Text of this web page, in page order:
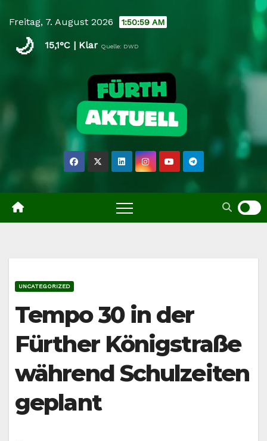
content
Freitag, 7. August 2026 1:51:00 AM
🌙 15,1°C | Klar Quelle: DWD
UNCATEGORIZED
Tempo 30 in der
Fürther Königstraße
während Schulzeiten
geplant